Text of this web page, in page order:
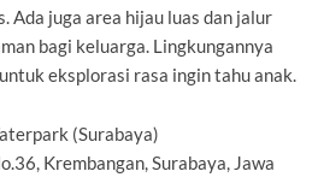
Ada juga area hijau luas dan jalur
bagi keluarga. Lingkungannya
eksplorasi rasa ingin tahu anak.
(Surabaya)
Krembangan, Surabaya, Jawa